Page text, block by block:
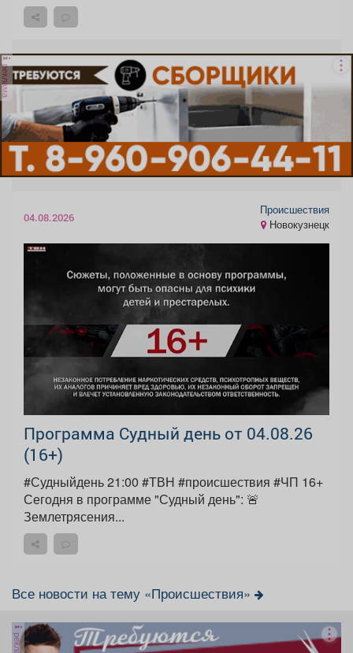
реклама
04.08.2026
Происшествия
Новокузнецк
Программа Судный день от 04.08.26
(16+)
#Судныйдень 21:00 #ТВН #происшествия #ЧП 16+
Сегодня в программе "Судный день": 🚨
Землетрясения...
Все новости на тему «Происшествия»